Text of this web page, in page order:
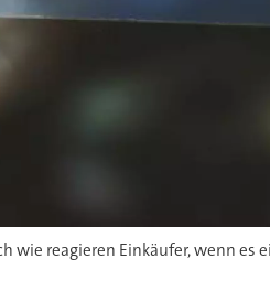
wie reagieren Einkäufer, wenn es